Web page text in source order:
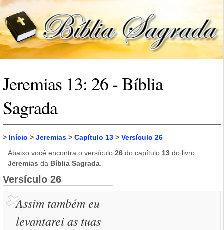
Jeremias 13: 26 - Bíblia
Sagrada
> Início > Jeremias > Capítulo 13 > Versículo 26
Abaixo você encontra o versículo 26 do capítulo 13 do livro
Jeremias da Bíblia Sagrada
Versículo 26
Assim também eu
levantarei as tuas